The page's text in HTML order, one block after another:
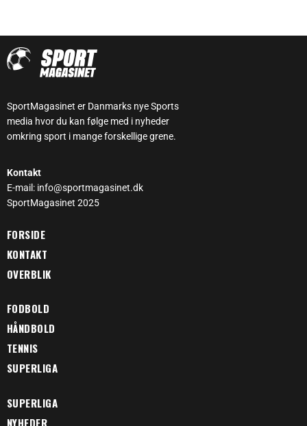
SportMagasinet er Danmarks nye Sports
media hvor du kan følge med i nyheder
omkring sport i mange forskellige grene.
Kontakt
E-mail: info@sportmagasinet.dk
SportMagasinet 2025
FORSIDE
KONTAKT
OVERBLIK
FODBOLD
HÅNDBOLD
TENNIS
SUPERLIGA
SUPERLIGA
NYHEDER